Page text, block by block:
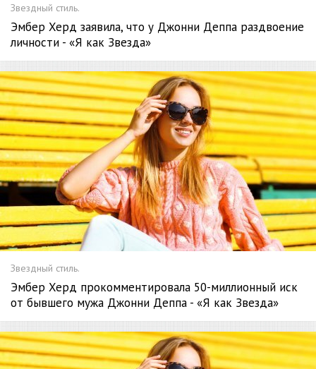
Звездный стиль.
Эмбер Херд заявила, что у Джонни Деппа раздвоение
личности - «Я как Звезда»
Звездный стиль.
Эмбер Херд прокомментировала 50-миллионный иск
от бывшего мужа Джонни Деппа - «Я как Звезда»